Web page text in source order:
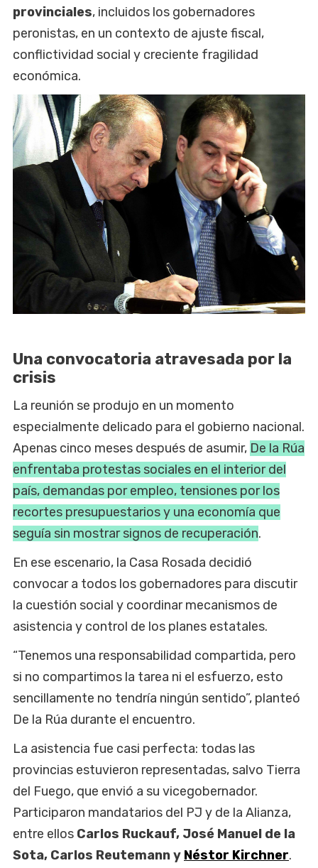
provinciales, incluidos los gobernadores
peronistas, en un contexto de ajuste fiscal,
conflictividad social y creciente fragilidad
económica.
Una convocatoria atravesada por la
crisis
La reunión se produjo en un momento
especialmente delicado para el gobierno nacional.
Apenas cinco meses después de asumir, De la Rúa
enfrentaba protestas sociales en el interior del
país, demandas por empleo, tensiones por los
recortes presupuestarios y una economía que
seguía sin mostrar signos de recuperación.
En ese escenario, la Casa Rosada decidió
convocar a todos los gobernadores para discutir
la cuestión social y coordinar mecanismos de
asistencia y control de los planes estatales.
“Tenemos una responsabilidad compartida, pero
si no compartimos la tarea ni el esfuerzo, esto
sencillamente no tendría ningún sentido”, planteó
De la Rúa durante el encuentro.
La asistencia fue casi perfecta: todas las
provincias estuvieron representadas, salvo Tierra
del Fuego, que envió a su vicegobernador.
Participaron mandatarios del PJ y de la Alianza,
entre ellos Carlos Ruckauf, José Manuel de la
Sota, Carlos Reutemann y Néstor Kirchner.